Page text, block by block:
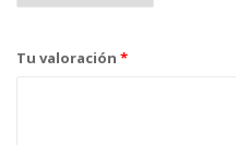
Tu valoración *